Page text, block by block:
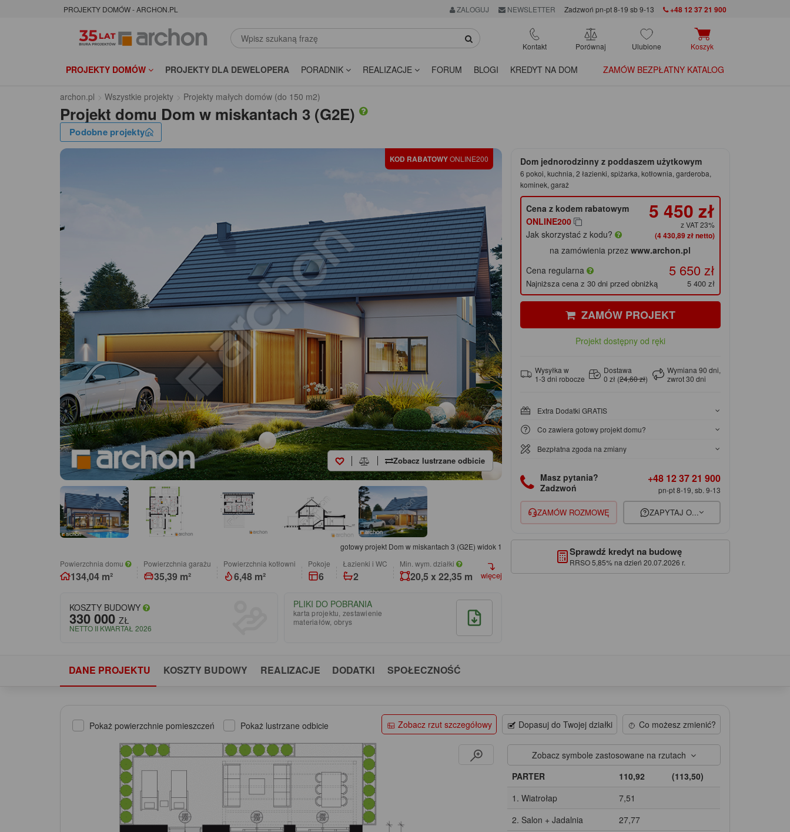
PROJEKTY DOMÓW - ARCHON.PL ZALOGUJ NEWSLETTER Zadzwoń pn-pt 8-19 sb 9-13 +48 12 37 21 900
Kontakt Porównaj Ulubione Koszyk
PROJEKTY DOMÓW PROJEKTY DLA DEWELOPERA PORADNIK REALIZACJE FORUM BLOGI KREDYT NA DOM ZAMÓW BEZPŁATNY KATALOG
archon.pl Wszystkie projekty Projekty małych domów (do 150 m2)
Projekt domu Dom w miskantach 3 (G2E)
Podobne projekty
KOD RABATOWYONLINE200
Zobacz lustrzane odbicie
gotowy projekt Dom w miskantach 3 (G2E) widok 1
Powierzchnia domu
134,04 m²
Powierzchnia garażu
35,39 m²
Powierzchnia kotłowni
6,48 m²
pokoje
6
łazienki i WC
2
Min. wym. działki
20,5 x 22,35 m więcej
KOSZTY BUDOWY
330 000 ZŁ
NETTO II KWARTAŁ 2026
PLIKI DO POBRANIA
karta projektu, zestawienie
materiałów, obrys
Dom jednorodzinny z poddaszem użytkowym
6 pokoi, kuchnia, 2 łazienki, spiżarka, kotłownia, garderoba,
kominek, garaż
Cena z kodem rabatowym
ONLINE200
Jak skorzystać z kodu?
5 450 zł
z VAT 23%
(4 430,89 zł netto)
na zamówienia przezwww.archon.pl
Cena regularna
5 650 zł
Najniższa cena z 30 dni przed obniżką 5 400 zł
ZAMÓW PROJEKT
Projekt dostępny od ręki
Wysyłka w
1-3 dni robocze
Dostawa
0 zł (24,60 zł)
Wymiana 90 dni,
zwrot 30 dni
Extra Dodatki GRATIS
Co zawiera gotowy projekt domu?
Bezpłatna zgoda na zmiany
Masz pytania?
Zadzwoń
+48 12 37 21 900
pn-pt 8-19, sb. 9-13
ZAMÓW ROZMOWĘ ZAPYTAJ O...
Sprawdź kredyt na budowę
RRSO 5,85% na dzień 20.07.2026 r.
DANE PROJEKTU KOSZTY BUDOWY REALIZACJE DODATKI SPOŁECZNOŚĆ
Pokaż powierzchnie pomieszczeń Pokaż lustrzane odbicie Zobacz rzut szczegółowy Dopasuj do Twojej działki Co możesz zmienić?
Zobacz symbole zastosowane na rzutach
PARTER
110,92
(113,50)
1. Wiatrołap
7,51
2. Salon + Jadalnia
27,77